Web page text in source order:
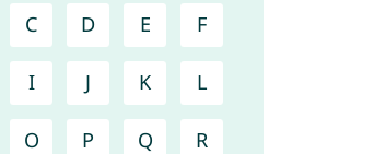
C D E F
I J K L
O P Q R